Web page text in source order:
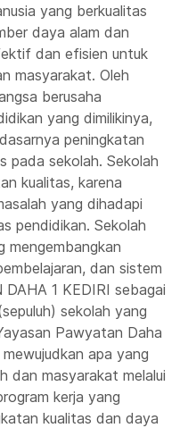
yang berkualitas
daya alam dan
dan efisien untuk
masyarakat. Oleh
berusaha
yang dimilikinya,
peningkatan
pada sekolah. Sekolah
kualitas, karena
yang dihadapi
pendidikan. Sekolah
mengembangkan
dan sistem
DAHA 1 KEDIRI sebagai
sekolah yang
Pawyatan Daha
apa yang
dan masyarakat melalui
kerja yang
kualitas dan daya